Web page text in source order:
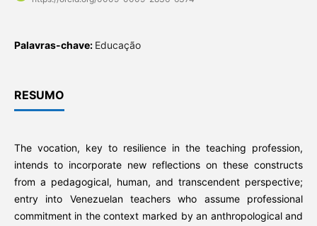
Palavras-chave: Educação
RESUMO
The vocation, key to resilience in the teaching profession,
intends to incorporate new reflections on these constructs
from a pedagogical, human, and transcendent perspective;
entry into Venezuelan teachers who assume professional
commitment in the context marked by an anthropological and